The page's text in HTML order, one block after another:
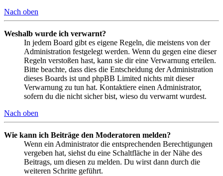
Nach oben
Weshalb wurde ich verwarnt?
In jedem Board gibt es eigene Regeln, die meistens von der
Administration festgelegt werden. Wenn du gegen eine dieser
Regeln verstoßen hast, kann sie dir eine Verwarnung erteilen.
Bitte beachte, dass dies die Entscheidung der Administration
dieses Boards ist und phpBB Limited nichts mit dieser
Verwarnung zu tun hat. Kontaktiere einen Administrator,
sofern du die nicht sicher bist, wieso du verwarnt wurdest.
Nach oben
Wie kann ich Beiträge den Moderatoren melden?
Wenn ein Administrator die entsprechenden Berechtigungen
vergeben hat, siehst du eine Schaltfläche in der Nähe des
Beitrags, um diesen zu melden. Du wirst dann durch die
weiteren Schritte geführt.